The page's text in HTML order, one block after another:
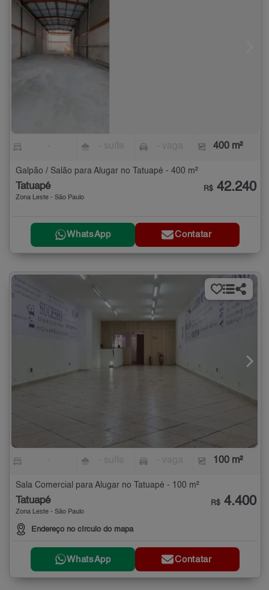
400 m²
Galpão / Salão para Alugar no Tatuapé - 400 m²
Tatuapé
Zona Leste - São Paulo
R$ 42.240
WhatsApp Contatar
100 m²
Sala Comercial para Alugar no Tatuapé - 100 m²
Tatuapé
Zona Leste - São Paulo
Endereço no círculo do mapa
R$ 4.400
WhatsApp Contatar